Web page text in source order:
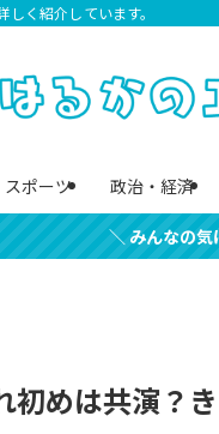
く紹介しています。
スポーツ 政治・経済
＼ みんなの
初めは共演？